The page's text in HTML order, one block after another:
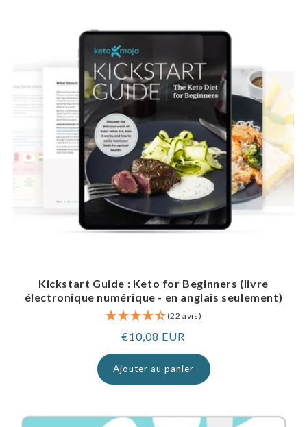
Kickstart Guide : Keto for Beginners (livre
électronique numérique - en anglais seulement)
(22 avis)
Prix
normal
€10,08 EUR
Ajouter au panier